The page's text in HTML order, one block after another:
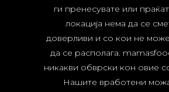
ги пренесувате или
локација нема да се
доверливи и со кои не
да се располага.
никакви обврски кон овие
Нашите вработени